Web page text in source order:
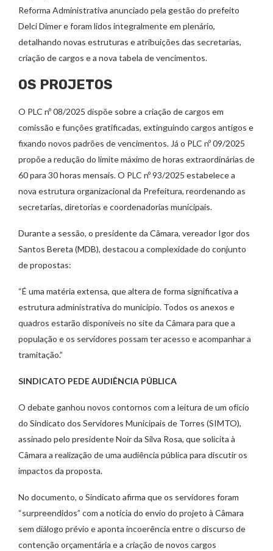
Reforma Administrativa anunciado pela gestão do prefeito
Delci Dimer e foram lidos integralmente em plenário,
detalhando novas estruturas e atribuições das secretarias,
criação de cargos e a nova tabela de vencimentos.
OS PROJETOS
O PLC nº 08/2025 dispõe sobre a criação de cargos em
comissão e funções gratificadas, extinguindo cargos antigos e
fixando novos padrões de vencimentos. Já o PLC nº 09/2025
propõe a redução do limite máximo de horas extraordinárias de
60 para 30 horas mensais. O PLC nº 93/2025 estabelece a
nova estrutura organizacional da Prefeitura, reordenando as
secretarias, diretorias e coordenadorias municipais.
Durante a sessão, o presidente da Câmara, vereador Igor dos
Santos Bereta (MDB), destacou a complexidade do conjunto
de propostas:
“É uma matéria extensa, que altera de forma significativa a
estrutura administrativa do município. Todos os anexos e
quadros estarão disponíveis no site da Câmara para que a
população e os servidores possam ter acesso e acompanhar a
tramitação.”
SINDICATO PEDE AUDIÊNCIA PÚBLICA
O debate ganhou novos contornos com a leitura de um ofício
do Sindicato dos Servidores Municipais de Torres (SIMTO),
assinado pelo presidente Noir da Silva Rosa, que solicita à
Câmara a realização de uma audiência pública para discutir os
impactos da proposta.
No documento, o Sindicato afirma que os servidores foram
“surpreendidos” com a notícia do envio do projeto à Câmara
sem diálogo prévio e aponta incoerência entre o discurso de
contenção orçamentária e a criação de novos cargos